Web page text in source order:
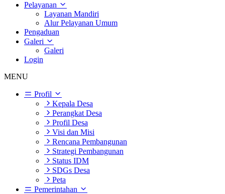
Pelayanan
Layanan Mandiri
Alur Pelayanan Umum
Pengaduan
Galeri
Galeri
Login
MENU
Profil
Kepala Desa
Perangkat Desa
Profil Desa
Visi dan Misi
Rencana Pembangunan
Strategi Pembangunan
Status IDM
SDGs Desa
Peta
Pemerintahan